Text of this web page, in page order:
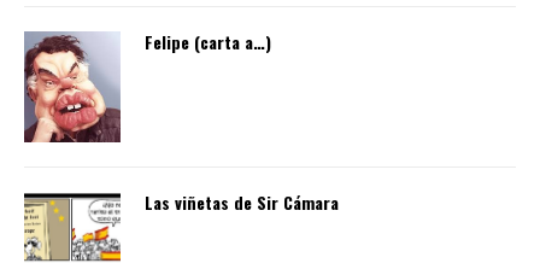
Felipe (carta a…)
Las viñetas de Sir Cámara